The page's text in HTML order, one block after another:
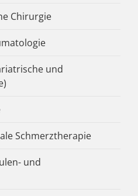
Chirurgie
und
Schmerztherapie
und